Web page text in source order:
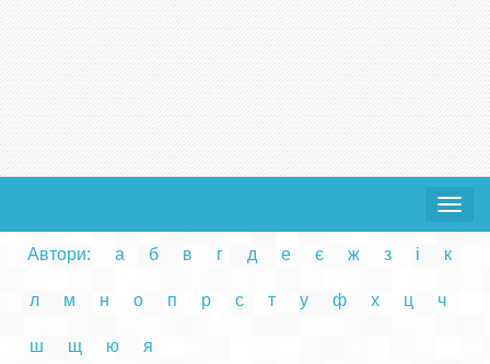
Toggle
Автори: а б в г д е є ж з і к
л м н о п р с т у ф х ц ч
ш щ ю я